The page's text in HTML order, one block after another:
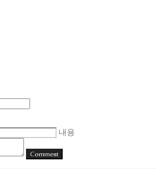
내용
Comment